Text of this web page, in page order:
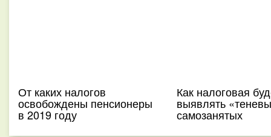
От каких налогов
освобождены пенсионеры
в 2019 году
Как налоговая
выявлять
самозанятых